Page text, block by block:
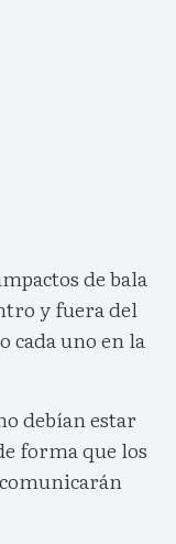
de bala
y fuera del
cada uno en la
debían estar
forma que los